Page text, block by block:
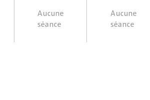
Aucune
séance
Aucune
séance